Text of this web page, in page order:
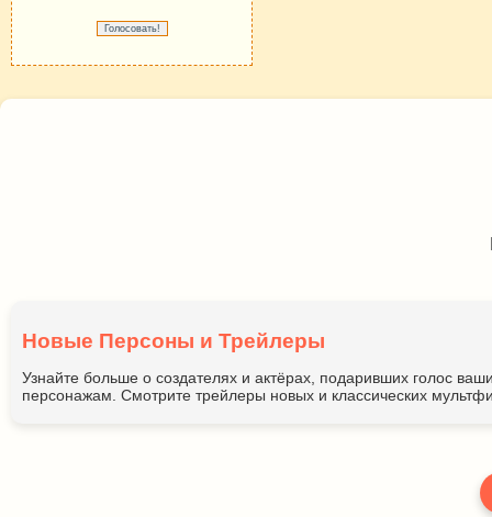
Новые Персоны и Трейлеры
Узнайте больше о создателях и актёрах, подаривших голос
персонажам. Смотрите трейлеры новых и классических